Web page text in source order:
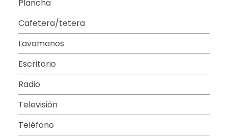
Plancha
Cafetera/tetera
Lavamanos
Escritorio
Radio
Televisión
Teléfono